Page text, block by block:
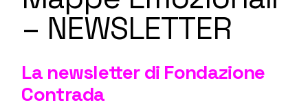
– NEWSLETTER
La newsletter di Fondazione
Contrada